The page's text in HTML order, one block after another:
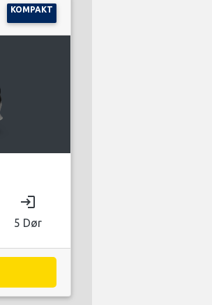
KOMPAKT
login
5 Dør